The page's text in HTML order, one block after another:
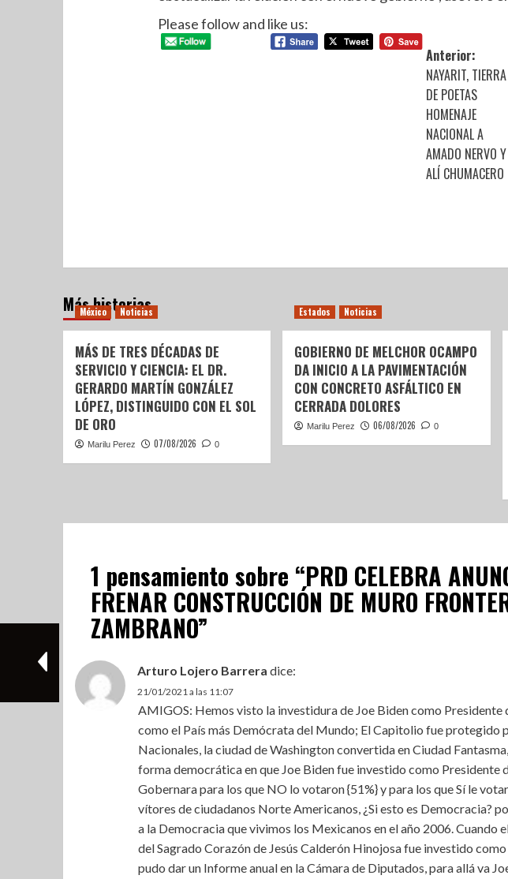
Please follow and like us:
Anterior:
NAYARIT, TIERRA
DE POETAS
HOMENAJE
NACIONAL A
AMADO NERVO Y
ALÍ CHUMACERO
Más historias
México Noticias
MÁS DE TRES DÉCADAS DE
SERVICIO Y CIENCIA: EL DR.
GERARDO MARTÍN GONZÁLEZ
LÓPEZ, DISTINGUIDO CON EL SOL
DE ORO
Marilu Perez 07/08/2026 0
Estados Noticias
GOBIERNO DE MELCHOR OCAMPO
DA INICIO A LA PAVIMENTACIÓN
CON CONCRETO ASFÁLTICO EN
CERRADA DOLORES
Marilu Perez 06/08/2026 0
1 pensamiento sobre “PRD CELEBRA
FRENAR CONSTRUCCIÓN DE MURO
ZAMBRANO”
Arturo Lojero Barrera dice:
21/01/2021 a las 11:07
AMIGOS: Hemos visto la investidura de Joe Biden como Presidente
como el País más Demócrata del Mundo; El Capitolio fue protegido
Nacionales, la ciudad de Washington convertida en Ciudad
forma democrática en que Joe Biden fue investido como Presidente
Gobernara para los que NO lo votaron {51%} y para los que Sí le
vítores de ciudadanos Norte Americanos, ¿Si esto es Democracia?
a la Democracia que vivimos los Mexicanos en el año 2006. Cuando
del Sagrado Corazón de Jesús Calderón Hinojosa fue investido
pudo dar un Informe anual en la Cámara de Diputados, para allá va